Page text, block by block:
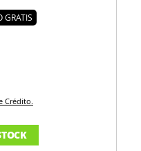
GRATIS
Crédito.